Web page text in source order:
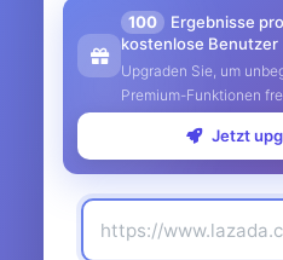
100
Ergebnisse
kostenlose Benutzer
Upgraden Sie, um
Premium-Funktionen
Jetzt